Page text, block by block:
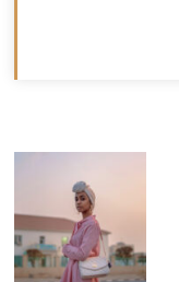
Read
more
articles